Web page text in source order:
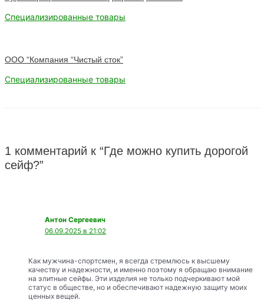
Специализированные товары
ООО “Компания “Чистый сток”
Специализированные товары
1 комментарий к “Где можно купить дорогой
сейф?”
Антон Сергеевич
06.09.2025 в 21:02
Как мужчина-спортсмен, я всегда стремлюсь к высшему
качеству и надежности, и именно поэтому я обращаю внимание
на элитные сейфы. Эти изделия не только подчеркивают мой
статус в обществе, но и обеспечивают надежную защиту моих
ценных вещей.